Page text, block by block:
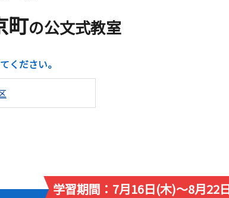
町の公文式教室
ください。
学習期間：7月16日(木)～8月22